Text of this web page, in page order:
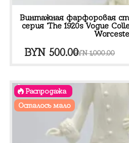
Винтажная фарфоровая
серия ‘The 1920s Vogue
BYN1,000.00
Первоначальная
составляла
BYN 1,000.00.
BYN 500.00Текущая
BYN
Распродажа
Осталось мало